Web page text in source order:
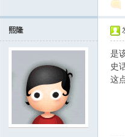
熙隆
是
史
这